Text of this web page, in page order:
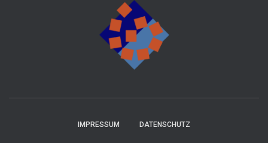
IMPRESSUM DATENSCHUTZ